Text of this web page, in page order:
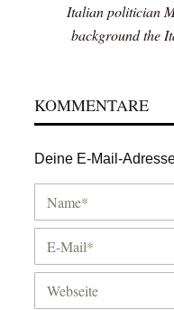
Italian politician
background the
KOMMENTARE
Deine E-Mail-